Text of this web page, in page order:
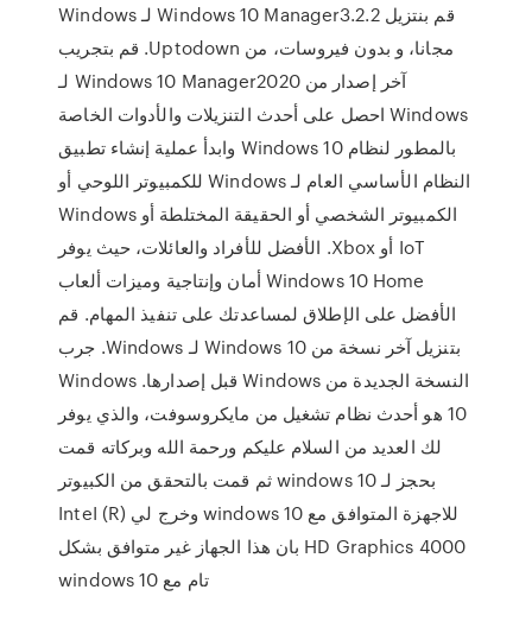
‫قم بنتزيل Windows 10 Manager3.2.2 لـ Windows
مجانا، و بدون فيروسات، من Uptodown. قم بتجريب
آخر إصدار من Windows 10 Manager2020 لـ
Windows احصل على أحدث التنزيلات والأدوات الخاصة
بالمطور لنظام Windows 10 وابدأ عملية إنشاء تطبيق
النظام الأساسي العام لـ Windows للكمبيوتر اللوحي أو
الكمبيوتر الشخصي أو الحقيقة المختلطة أو Windows
IoT أو Xbox. الأفضل للأفراد والعائلات، حيث يوفر
Windows 10 Home أمان وإنتاجية وميزات ألعاب
الأفضل على الإطلاق لمساعدتك على تنفيذ المهام. قم
بتنزيل آخر نسخة من Windows 10 لـ Windows. جرب
النسخة الجديدة من Windows قبل إصدارها. Windows
10 هو أحدث نظام تشغيل من مايكروسوفت، والذي يوفر
لك العديد من السلام عليكم ورحمة الله وبركاته قمت
بحجز لـ windows 10 ثم قمت بالتحقق من الكبيوتر
للاجهزة المتوافق مع windows 10 وخرج لي InteI (R)
HD Graphics 4000 بان هذا الجهاز غير متوافق بشكل
تام مع windows 10